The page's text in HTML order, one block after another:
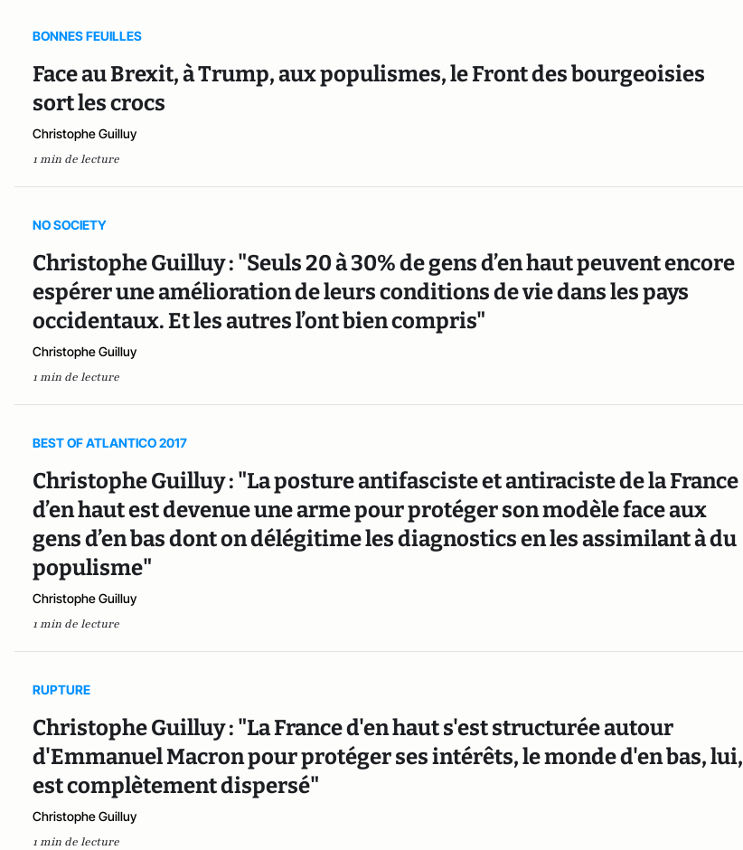
BONNES FEUILLES
Face au Brexit, à Trump, aux populismes, le Front des bourgeoisies
sort les crocs
Christophe Guilluy
1 min de lecture
NO SOCIETY
Christophe Guilluy : "Seuls 20 à 30% de gens d’en haut peuvent encore
espérer une amélioration de leurs conditions de vie dans les pays
occidentaux. Et les autres l’ont bien compris"
Christophe Guilluy
1 min de lecture
BEST OF ATLANTICO 2017
Christophe Guilluy : "La posture antifasciste et antiraciste de la France
d’en haut est devenue une arme pour protéger son modèle face aux
gens d’en bas dont on délégitime les diagnostics en les assimilant à du
populisme"
Christophe Guilluy
1 min de lecture
RUPTURE
Christophe Guilluy : "La France d'en haut s'est structurée autour
d'Emmanuel Macron pour protéger ses intérêts, le monde d'en bas, lui,
est complètement dispersé"
Christophe Guilluy
1 min de lecture